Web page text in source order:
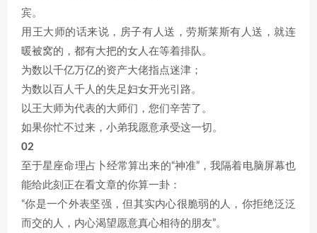
宾。
用王大师的话来说，房子有人送，劳斯莱斯有人送，就连
暖被窝的，都有大把的女人在等着排队。
为数以千亿万亿的资产大佬指点迷津；
为数以百人千人的失足妇女开光引路。
以王大师为代表的大师们，您们辛苦了。
如果你忙不过来，小弟我愿意承受这一切。
02
至于星座命理占卜经常算出来的“神准”，我隔着电脑屏幕也
能给此刻正在看文章的你算一卦：
“你是一个外表坚强，但其实内心很脆弱的人，你拒绝泛泛
而交的人，内心渴望愿意真心相待的朋友”。